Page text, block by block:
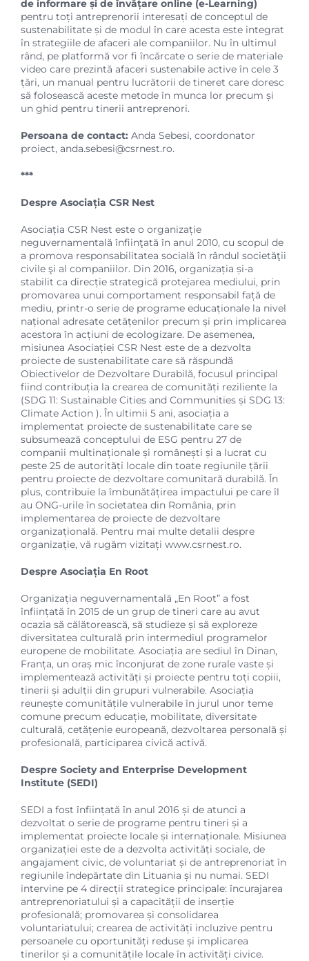
de informare și de învățare online (e-Learning)
pentru toți antreprenorii interesați de conceptul de
sustenabilitate și de modul în care acesta este integrat
în strategiile de afaceri ale companiilor. Nu în ultimul
rând, pe platformă vor fi încărcate o serie de materiale
video care prezintă afaceri sustenabile active în cele 3
țări, un manual pentru lucrătorii de tineret care doresc
să folosească aceste metode în munca lor precum și
un ghid pentru tinerii antreprenori.
Persoana de contact: Anda Sebesi, coordonator
proiect, anda.sebesi@csrnest.ro.
***
Despre Asociația CSR Nest
Asociația CSR Nest este o organizație
neguvernamentală înfiinţată în anul 2010, cu scopul de
a promova responsabilitatea socială în rândul societăţii
civile şi al companiilor. Din 2016, organizația și-a
stabilit ca direcție strategică protejarea mediului, prin
promovarea unui comportament responsabil față de
mediu, printr-o serie de programe educaționale la nivel
național adresate cetățenilor precum și prin implicarea
acestora în acțiuni de ecologizare. De asemenea,
misiunea Asociației CSR Nest este de a dezvolta
proiecte de sustenabilitate care să răspundă
Obiectivelor de Dezvoltare Durabilă, focusul principal
fiind contribuția la crearea de comunități reziliente la
(SDG 11: Sustainable Cities and Communities și SDG 13:
Climate Action ). În ultimii 5 ani, asociația a
implementat proiecte de sustenabilitate care se
subsumează conceptului de ESG pentru 27 de
companii multinaționale și românești și a lucrat cu
peste 25 de autorități locale din toate regiunile țării
pentru proiecte de dezvoltare comunitară durabilă. În
plus, contribuie la îmbunătățirea impactului pe care îl
au ONG-urile în societatea din România, prin
implementarea de proiecte de dezvoltare
organizațională. Pentru mai multe detalii despre
organizație, vă rugăm vizitați www.csrnest.ro.
Despre Asociația En Root
Organizația neguvernamentală „En Root” a fost
înființată în 2015 de un grup de tineri care au avut
ocazia să călătorească, să studieze și să exploreze
diversitatea culturală prin intermediul programelor
europene de mobilitate. Asociația are sediul în Dinan,
Franța, un oraș mic înconjurat de zone rurale vaste și
implementează activități și proiecte pentru toți copiii,
tinerii și adulții din grupuri vulnerabile. Asociația
reunește comunitățile vulnerabile în jurul unor teme
comune precum educație, mobilitate, diversitate
culturală, cetățenie europeană, dezvoltarea personală și
profesională, participarea civică activă.
Despre Society and Enterprise Development
Institute (SEDI)
SEDI a fost înființată în anul 2016 și de atunci a
dezvoltat o serie de programe pentru tineri și a
implementat proiecte locale și internaționale. Misiunea
organizației este de a dezvolta activități sociale, de
angajament civic, de voluntariat și de antreprenoriat în
regiunile îndepărtate din Lituania și nu numai. SEDI
intervine pe 4 direcții strategice principale: încurajarea
antreprenoriatului și a capacității de inserție
profesională; promovarea și consolidarea
voluntariatului; crearea de activități incluzive pentru
persoanele cu oportunități reduse și implicarea
tinerilor și a comunitățile locale în activități civice.